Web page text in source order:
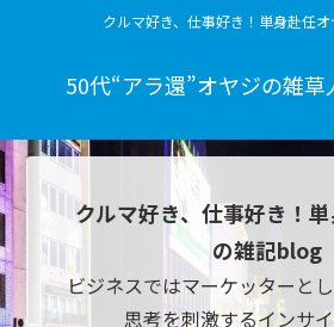
クルマ好き、仕事好き！単身赴任
50代“アラ還”オヤジの雑
クルマ好き、仕事好き！
の雑記blog
ビジネスではマーケッターと
思考を刺激するインサ